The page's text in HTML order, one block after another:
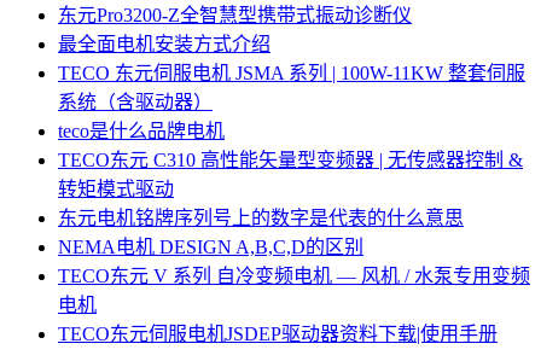
东元Pro3200-Z全智慧型携带式振动诊断仪
最全面电机安装方式介绍
TECO 东元伺服电机 JSMA 系列 | 100W-11KW 整套伺服
系统（含驱动器）
teco是什么品牌电机
TECO东元 C310 高性能矢量型变频器 | 无传感器控制 &
转矩模式驱动
东元电机铭牌序列号上的数字是代表的什么意思
NEMA电机 DESIGN A,B,C,D的区别
TECO东元 V 系列 自冷变频电机 — 风机 / 水泵专用变频
电机
TECO东元伺服电机JSDEP驱动器资料下载|使用手册